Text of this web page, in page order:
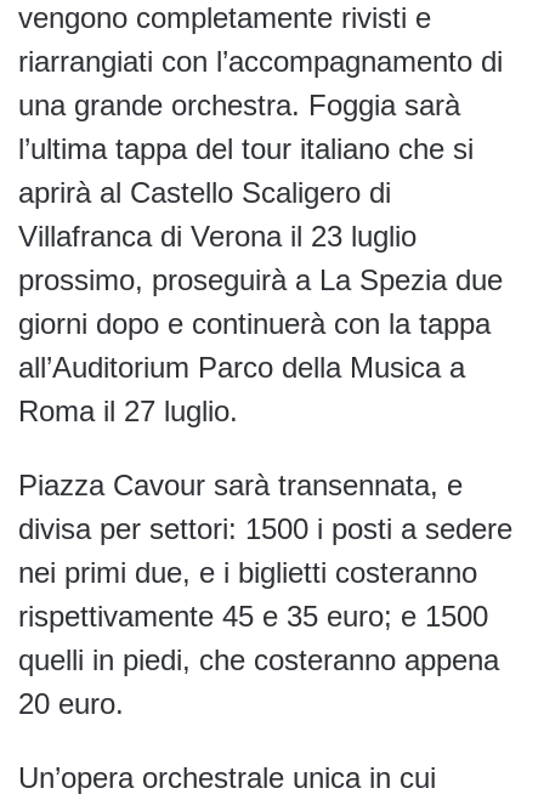
vengono completamente rivisti e
riarrangiati con l’accompagnamento di
una grande orchestra. Foggia sarà
l’ultima tappa del tour italiano che si
aprirà al Castello Scaligero di
Villafranca di Verona il 23 luglio
prossimo, proseguirà a La Spezia due
giorni dopo e continuerà con la tappa
all’Auditorium Parco della Musica a
Roma il 27 luglio.
Piazza Cavour sarà transennata, e
divisa per settori: 1500 i posti a sedere
nei primi due, e i biglietti costeranno
rispettivamente 45 e 35 euro; e 1500
quelli in piedi, che costeranno appena
20 euro.
Un’opera orchestrale unica in cui